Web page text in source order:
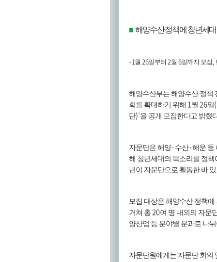
■ 해양수산 정책에 청년세
- 1월26일부터2월 6일까지 모집 ,
해양수산부는 해양수산 정책
회를 확대하기 위해 1월 26일(
단)’을 공개 모집한다고 밝혔
자문단은 해양· 수산·해운 등
해 청년세대의 목소리를 정
년이 자문단으로 활동한 바
모집 대상은 해양수산 정책
거쳐 총20여 명 내외의 자문
양산업 등 분야별 분과로 나
자문단원에게는 자문단 회의